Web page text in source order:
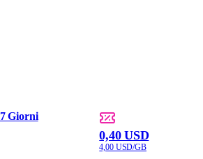
7 Giorni
0,40 USD
4,00 USD/GB